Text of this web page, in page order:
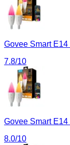
Govee Smart
7.8/10
Govee Smart
8.0/10